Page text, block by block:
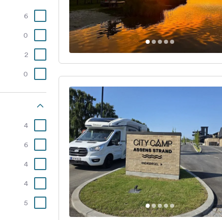
6
0
2
0
4
6
4
4
5